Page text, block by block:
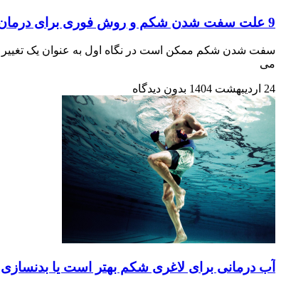
9 علت سفت شدن شکم و روش فوری برای درمان آن
سفت شدن شکم ممکن است در نگاه اول به عنوان یک تغییر
می
24 اردیبهشت 1404 بدون دیدگاه
آب درمانی برای لاغری شکم بهتر است یا